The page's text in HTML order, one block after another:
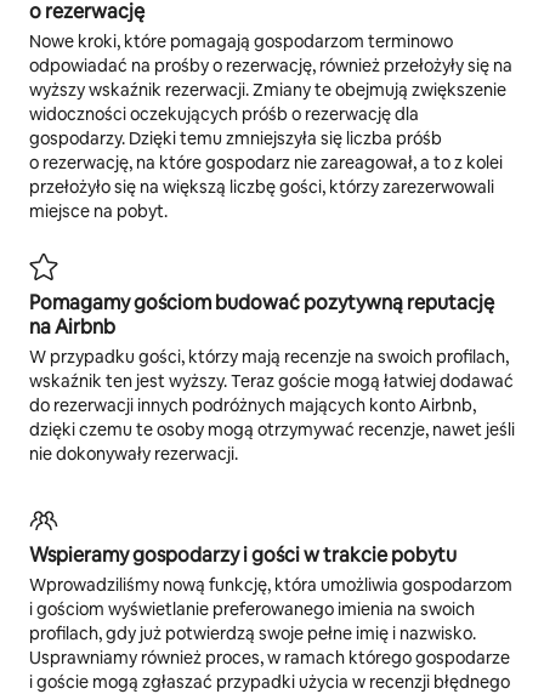
o rezerwację
Nowe kroki, które pomagają gospodarzom terminowo
odpowiadać na prośby o rezerwację, również przełożyły się na
wyższy wskaźnik rezerwacji. Zmiany te obejmują zwiększenie
widoczności oczekujących próśb o rezerwację dla
gospodarzy. Dzięki temu zmniejszyła się liczba próśb
o rezerwację, na które gospodarz nie zareagował, a to z kolei
przełożyło się na większą liczbę gości, którzy zarezerwowali
miejsce na pobyt.
Pomagamy gościom budować pozytywną reputację
na Airbnb
W przypadku gości, którzy mają recenzje na swoich profilach,
wskaźnik ten jest wyższy. Teraz goście mogą łatwiej dodawać
do rezerwacji innych podróżnych mających konto Airbnb,
dzięki czemu te osoby mogą otrzymywać recenzje, nawet jeśli
nie dokonywały rezerwacji.
Wspieramy gospodarzy i gości w trakcie pobytu
Wprowadziliśmy nową funkcję, która umożliwia gospodarzom
i gościom wyświetlanie preferowanego imienia na swoich
profilach, gdy już potwierdzą swoje pełne imię i nazwisko.
Usprawniamy również proces, w ramach którego gospodarze
i goście mogą zgłaszać przypadki użycia w recenzji błędnego